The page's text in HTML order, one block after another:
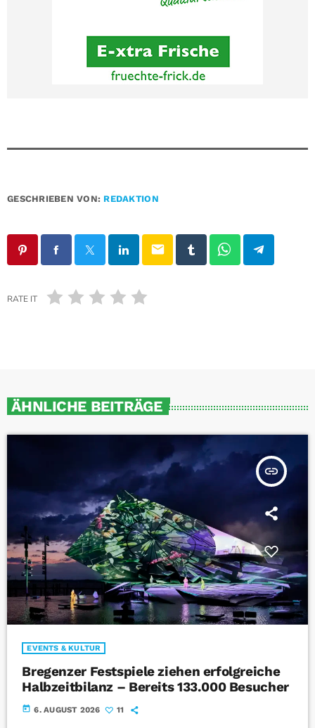
GESCHRIEBEN VON: REDAKTION
email
RATE IT
ÄHNLICHE BEITRÄGE
insert_link
EVENTS & KULTUR
Bregenzer Festspiele ziehen erfolgreiche
Halbzeitbilanz – Bereits 133.000 Besucher
today 6. AUGUST 2026 11